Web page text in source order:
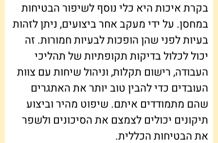
בקרת איכות היא כלי נוסף לשיפור הבטיחות
במחסן. על ידי מעקב אחר ביצועים, ניתן לזהות
בעיות לפני שהן הופכות לבעיות חמורות. זה
יכול לכלול בדיקות תקופתיות של תהליכי
העבודה, רישום תקלות, וניהול שיחות עם צוות
העובדים כדי להבין טוב יותר את האתגרים
שהם מתמודדים איתם. שיפוט מהיר וביצוע
תיקונים יכולים לצמצם את הסיכונים ולשפר
את הבטיחות הכללית.